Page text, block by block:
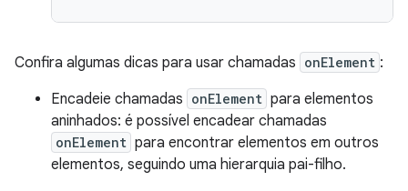
Confira algumas dicas para usar chamadas onElement :
Encadeie chamadas onElement para elementos
aninhados: é possível encadear chamadas
onElement para encontrar elementos em outros
elementos, seguindo uma hierarquia pai-filho.